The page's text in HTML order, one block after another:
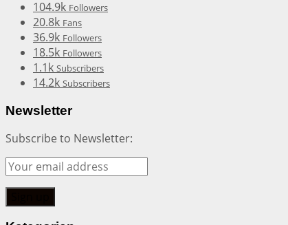
104.9k Followers
20.8k Fans
36.9k Followers
18.5k Followers
1.1k Subscribers
14.2k Subscribers
Newsletter
Subscribe to Newsletter: